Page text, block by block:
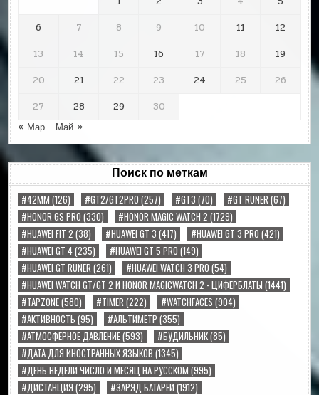
6
7 8 9 10 11
12
13
14 15 16 17 18
19
20
21 22 23 24 25
26
27
28 29
30
« Мар
Май »
Поиск по меткам
#42MM (126) #GT2/GT2PRO (257) #GT3 (70) #GT RUNER (67)
#HONOR GS PRO (330) #HONOR MAGIC WATCH 2 (1729)
#HUAWEI FIT 2 (38) #HUAWEI GT 3 (417) #HUAWEI GT 3 PRO (421)
#HUAWEI GT 4(235) #HUAWEI GT 5 PRO (149)
#HUAWEI GT RUNER (261) #HUAWEI WATCH 3 PRO (54)
#HUAWEI WATCH GT/GT 2 И HONOR MAGICWATCH 2 - ЦИФЕРБЛАТЫ (1441)
#TAPZONE(580) #TIMER (222) #WATCHFACES (904)
#АКТИВНОСТЬ (95) #АЛЬТИМЕТР (355)
#АТМОСФЕРНОЕ ДАВЛЕНИЕ(593) #БУДИЛЬНИК(85)
#ДАТА ДЛЯ ИНОСТРАННЫХ ЯЗЫКОВ (1345)
#ДЕНЬ НЕДЕЛИ ЧИСЛО И МЕСЯЦ НА РУССКОМ (995)
#ДИСТАНЦИЯ (295) #ЗАРЯД БАТАРЕИ (1912)